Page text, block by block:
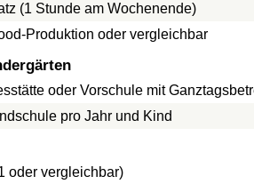
(1 Stunde am Wochenende)
Produktion oder vergleichbar
oder Vorschule mit
pro Jahr und Kind
oder vergleichbar)